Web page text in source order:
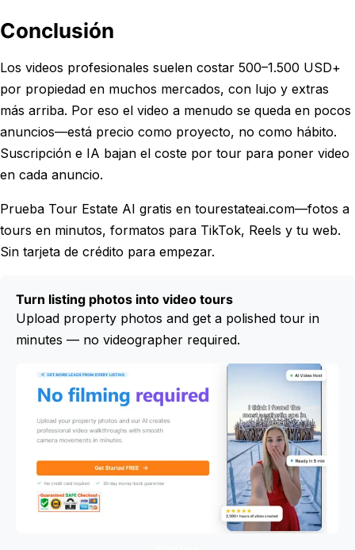
Conclusión
Los videos profesionales suelen costar 500–1.500 USD+
por propiedad en muchos mercados, con lujo y extras
más arriba. Por eso el video a menudo se queda en pocos
anuncios—está precio como proyecto, no como hábito.
Suscripción e IA bajan el coste por tour para poner video
en cada anuncio.
Prueba Tour Estate AI gratis en tourestateai.com—fotos a
tours en minutos, formatos para TikTok, Reels y tu web.
Sin tarjeta de crédito para empezar.
Turn listing photos into video tours
Upload property photos and get a polished tour in
minutes — no videographer required.